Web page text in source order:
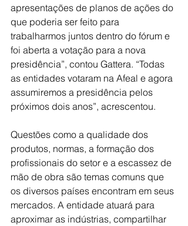
apresentações de planos de ações do
que poderia ser feito para
trabalharmos juntos dentro do fórum e
foi aberta a votação para a nova
presidência”, contou Gattera. “Todas
as entidades votaram na Afeal e agora
assumiremos a presidência pelos
próximos dois anos”, acrescentou.
Questões como a qualidade dos
produtos, normas, a formação dos
profissionais do setor e a escassez de
mão de obra são temas comuns que
os diversos países encontram em seus
mercados. A entidade atuará para
aproximar as indústrias, compartilhar